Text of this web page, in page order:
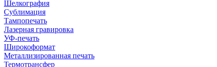
Шелкография
Сублимация
Тампопечать
Лазерная гравировка
УФ-печать
Широкоформат
Металлизированная печать
Термотрансфер